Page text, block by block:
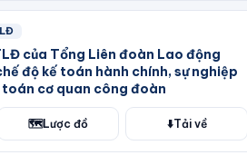
của Tổng Liên đoàn Lao động
độ kế toán hành chính, sự nghiệp
cơ quan công đoàn
🗺️Lược đồ ⬇️Tải về